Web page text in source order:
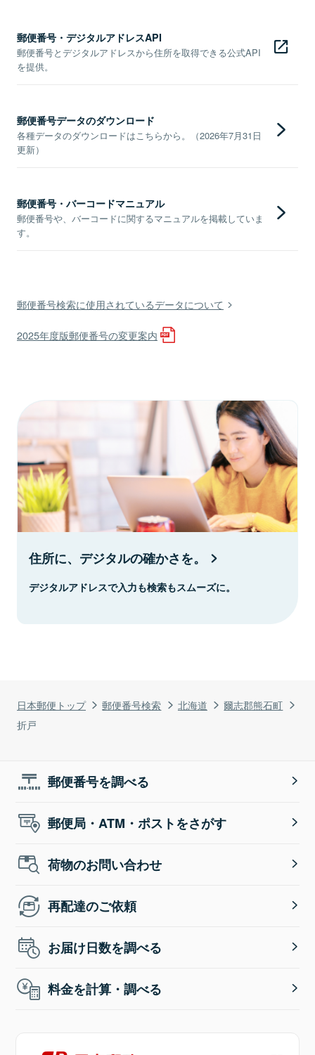
日本郵便トップ 郵便番号検索 北海道
爾志郡熊石町
折戸
郵便番号・デジタルアドレスAPI
郵便番号とデジタルアドレスから住所を取得できる公式API
を提供。
郵便番号データのダウンロード
各種データのダウンロードはこちらから。（2026年7月31日
更新）
郵便番号・バーコードマニュアル
郵便番号や、バーコードに関するマニュアルを掲載していま
す。
郵便番号検索に使用されているデータについて
2025年度版郵便番号の変更案内
住所に、デジタルの確かさを。
デジタルアドレスで入力も検索もスムーズに。
郵便番号を調べる
郵便局・ATM・ポストをさがす
荷物のお問い合わせ
再配達のご依頼
お届け日数を調べる
料金を計算・調べる